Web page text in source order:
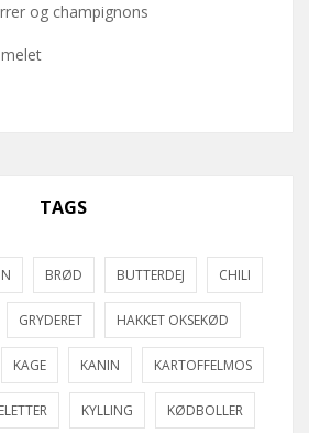
og champignons
TAGS
BRØD BUTTERDEJ CHILI
GRYDERET HAKKET OKSEKØD
KAGE KANIN KARTOFFELMOS
KYLLING KØDBOLLER